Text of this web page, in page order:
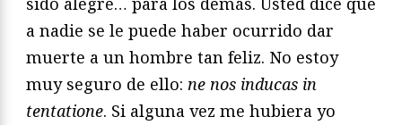
a nadie se le puede haber ocurrido dar
muerte a un hombre tan feliz. No estoy
muy seguro de ello: ne nos inducas in
tentatione. Si alguna vez me hubiera yo